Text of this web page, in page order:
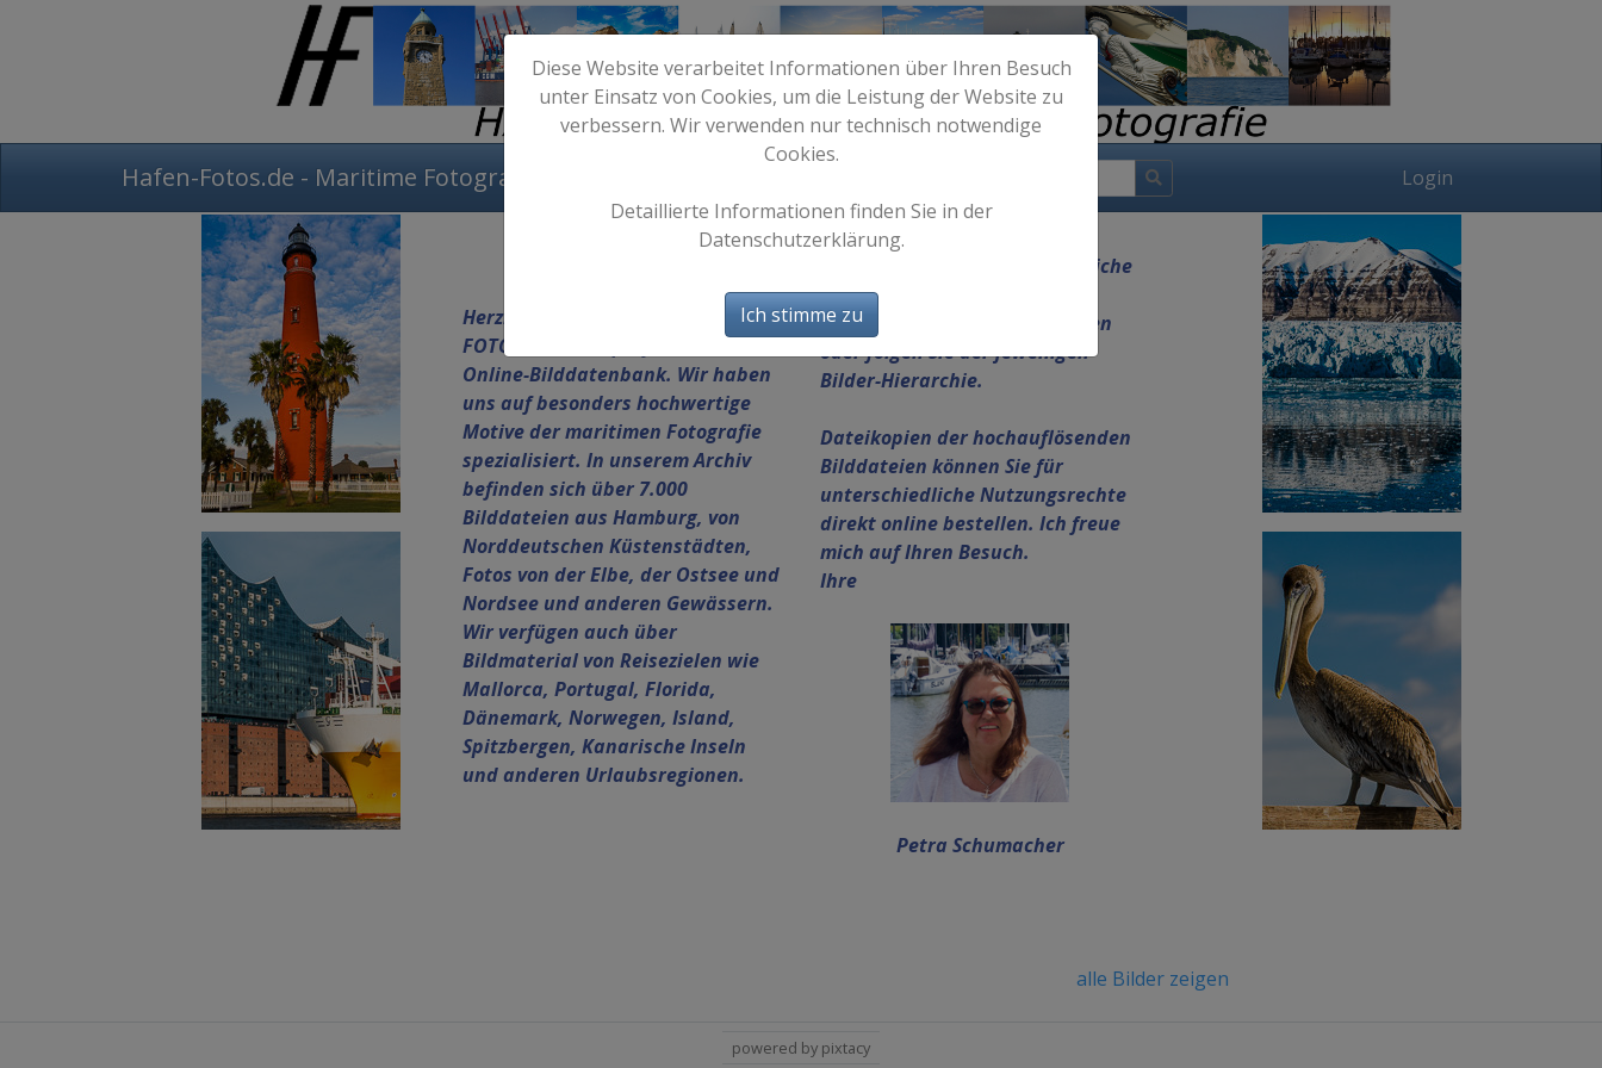
Hafen-Fotos.de - Maritime Fotografie Login
Herzlich Willkommen auf HAFEN-
FOTOS.DE, Ihrer professionellen
Online-Bilddatenbank. Wir haben
uns auf besonders hochwertige
Motive der maritimen Fotografie
spezialisiert. In unserem Archiv
befinden sich über 7.000
Bilddateien aus Hamburg, von
Norddeutschen Küstenstädten,
Fotos von der Elbe, der Ostsee und
Nordsee und anderen Gewässern.
Wir verfügen auch über
Bildmaterial von Reisezielen wie
Mallorca, Portugal, Florida,
Dänemark, Norwegen, Island,
Spitzbergen, Kanarische Inseln
und anderen Urlaubsregionen.
Nutzen Sie bitte die umfangreiche
Suchfunktion, um zu den
gewünschten Fotos zu gelangen
oder folgen Sie der jeweiligen
Bilder-Hierarchie.
Dateikopien der hochauflösenden
Bilddateien können Sie für
unterschiedliche Nutzungsrechte
direkt online bestellen. Ich freue
mich auf Ihren Besuch.
Ihre
Petra Schumacher
alle Bilder zeigen
Diese Website verarbeitet Informationen über Ihren Besuch
unter Einsatz von Cookies, um die Leistung der Website zu
verbessern. Wir verwenden nur technisch notwendige
Cookies.
Detaillierte Informationen finden Sie in der
Datenschutzerklärung.
Ich stimme zu
powered by pixtacy